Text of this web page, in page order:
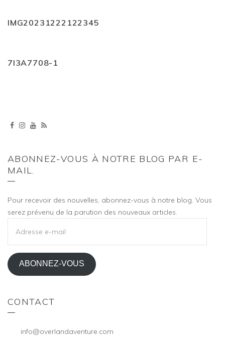
IMG20231222122345
7I3A7708-1
ABONNEZ-VOUS À NOTRE BLOG PAR E-
MAIL.
Pour recevoir des nouvelles, abonnez-vous à notre blog. Vous
serez prévenu de la parution des nouveaux articles.
MAIL
ABONNEZ-VOUS
CONTACT
info@overlandaventure.com